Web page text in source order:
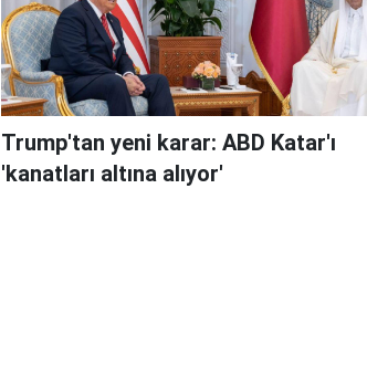
Trump'tan yeni karar: ABD Katar'ı
'kanatları altına alıyor'